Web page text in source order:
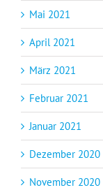
Mai 2021
April 2021
März 2021
Februar 2021
Januar 2021
Dezember 2020
November 2020